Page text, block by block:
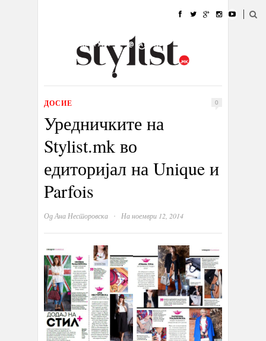
УБАВИНА
КУЛТУРА @РАБОТА
ИЗЛОГ
ДОСИЕ 0
Уредничките на
Stylist.mk во
едиторијал на Unique и
Parfois
ОдАна Несторовска · На ноември 12, 2014